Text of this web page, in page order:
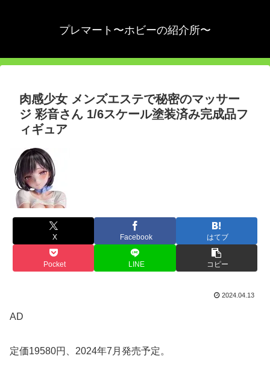
プレマート〜ホビーの紹介所〜
肉感少女 メンズエステで秘密のマッサー
ジ 彩音さん 1/6スケール塗装済み完成品フ
ィギュア
X Facebook はてブ
Pocket LINE コピー
2024.04.13
AD
定価19580円、2024年7月発売予定。